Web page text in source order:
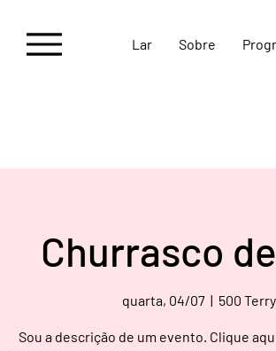
Lar Sobre
Churrasco
quarta, 04/07
  |
500
Sou a descrição de um evento. Clique